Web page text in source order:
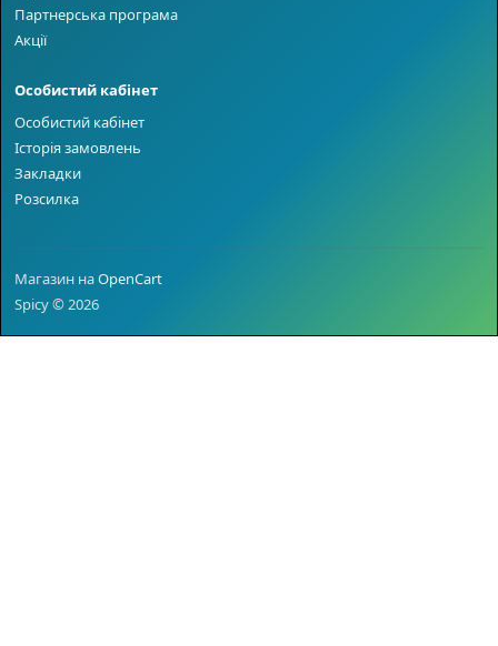
Партнерська програма
Акції
Особистий кабінет
Особистий кабінет
Історія замовлень
Закладки
Розсилка
Магазин наOpenCart
Spicy © 2026